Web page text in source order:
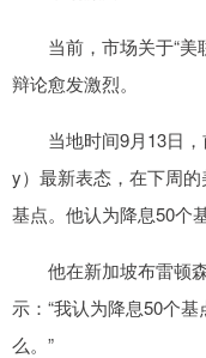
当前，市场关于“美
辩论愈发激烈。
当地时间9月13日，
y）最新表态，在下周
基点。他认为降息50个
他在新加坡布雷顿森
示：“我认为降息50个
么。”